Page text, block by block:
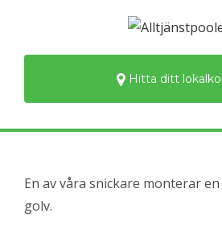
Hitta ditt
En av våra snickare monterar
golv.